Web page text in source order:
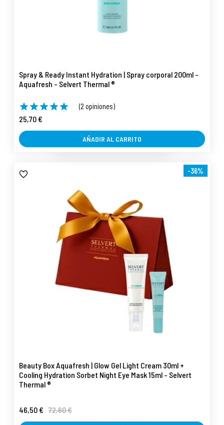
Spray & Ready Instant Hydration | Spray corporal 200ml -
Aquafresh - Selvert Thermal ®
(2 opiniones)
25,70 €
AÑADIR AL CARRITO
-36%
Beauty Box Aquafresh | Glow Gel Light Cream 30ml +
Cooling Hydration Sorbet Night Eye Mask 15ml - Selvert
Thermal ®
46,50 € 72,60 €